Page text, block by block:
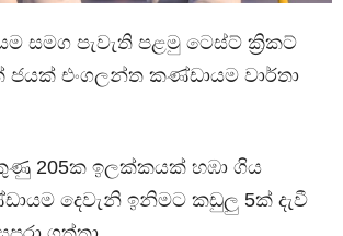
සමග පැවැති පළමු ටෙස්ට් ක්‍රිකට්
එංගලන්ත කණ්ඩායම වාර්තා
205ක ඉලක්කයක් හඹා ගිය
දෙවැනි ඉනිමට කඩුලු 5ක් දැවී